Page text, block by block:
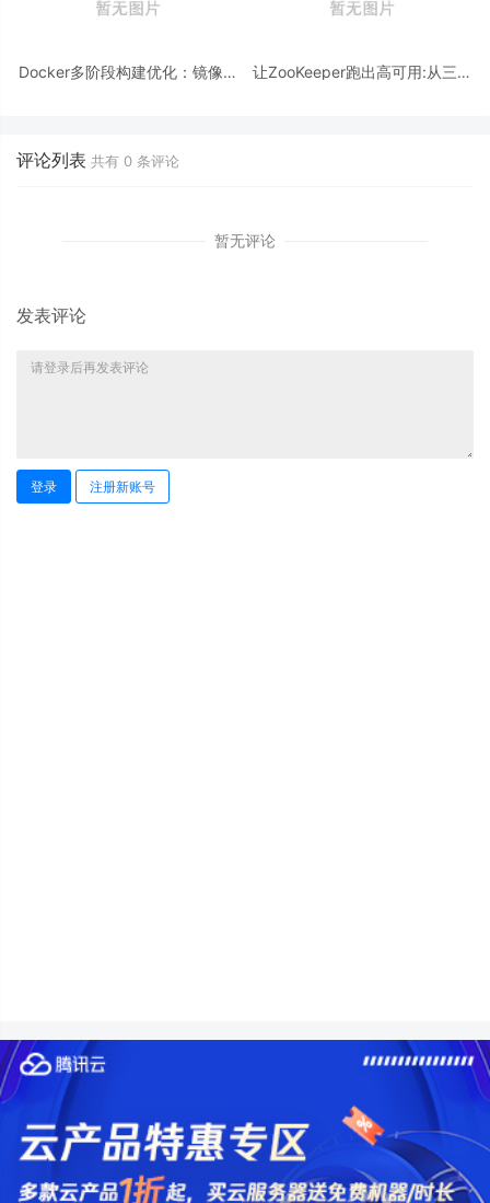
Docker多阶段构建优化：镜像体
让ZooKeeper跑出高可用:从三节
评论列表 共有 0 条评论
暂无评论
发表评论
登录 注册新账号